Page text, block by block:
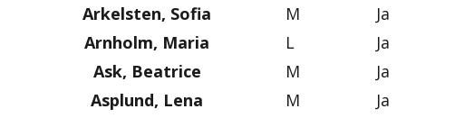
Arkelsten, Sofia
M Ja
Arnholm, Maria
L Ja
Ask, Beatrice
M Ja
Asplund, Lena
M Ja